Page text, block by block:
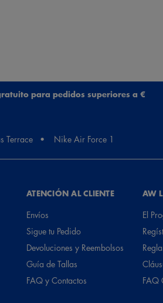
para pedidos superiores a €
Terrace Nike Air Force 1
ATENCIÓN AL CLIENTE
Envíos
Sigue tu Pedido
Devoluciones y Reembolsos
Guía de Tallas
FAQ y Contactos
AW
El
FAQ